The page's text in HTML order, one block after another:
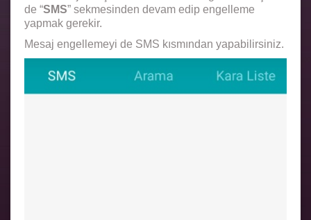
de “SMS” sekmesinden devam edip engelleme
yapmak gerekir.
Mesaj engellemeyi de SMS kısmından yapabilirsiniz.